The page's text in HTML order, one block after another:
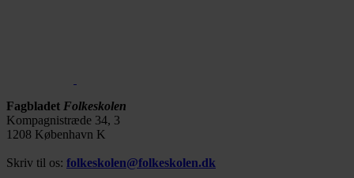
Fagbladet Folkeskolen
Kompagnistræde 34, 3
1208 København K
Skriv til os: folkeskolen@folkeskolen.dk